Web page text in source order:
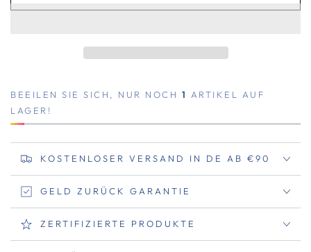
BEEILEN SIE SICH, NUR NOCH 1
ARTIKEL AUF
LAGER!
KOSTENLOSER VERSAND IN DE AB €90
GELD ZURÜCK GARANTIE
ZERTIFIZIERTE PRODUKTE